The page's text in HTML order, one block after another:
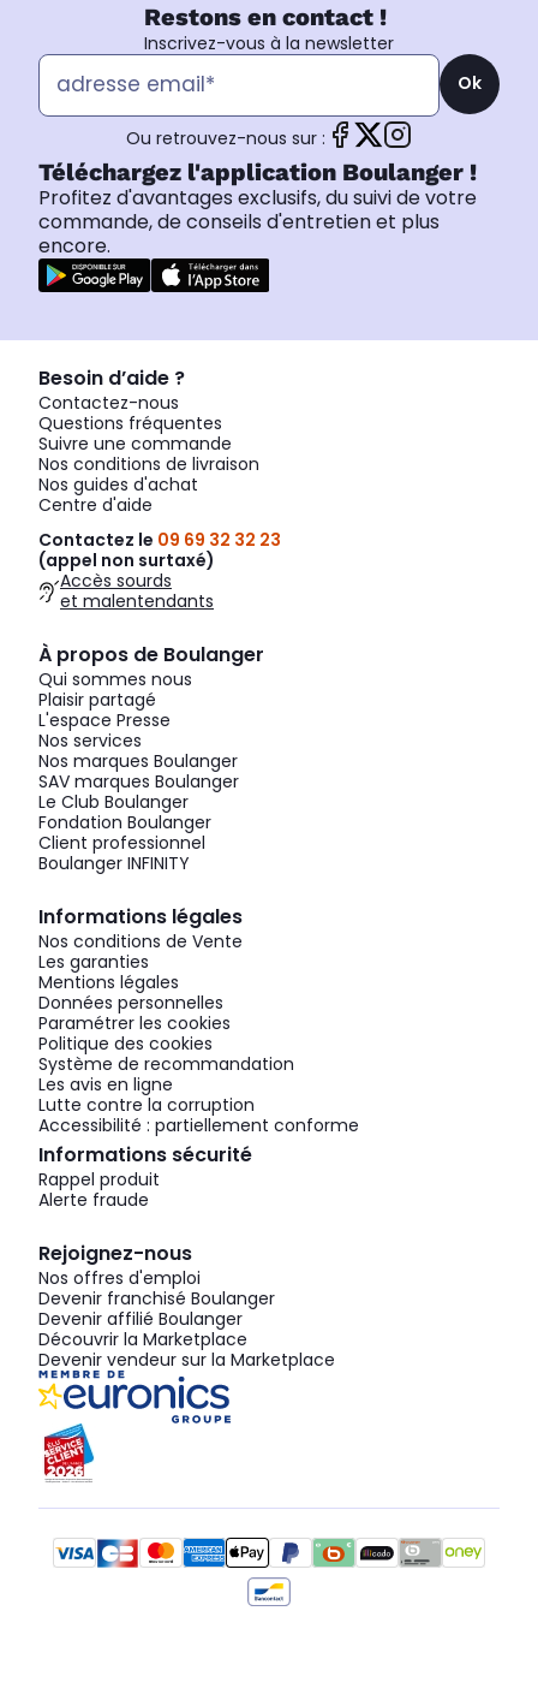
Restons en contact !
Inscrivez-vous à la newsletter
Ok
Ou retrouvez-nous sur :
Téléchargez l'application Boulanger !
Profitez d'avantages exclusifs, du suivi de votre
commande, de conseils d'entretien et plus
encore.
Besoin d’aide ?
Contactez-nous
Questions fréquentes
Suivre une commande
Nos conditions de livraison
Nos guides d'achat
Centre d'aide
Contactez le 09 69 32 32 23
(appel non surtaxé)
Accès sourds
et malentendants
À propos de Boulanger
Qui sommes nous
Plaisir partagé
L'espace Presse
Nos services
Nos marques Boulanger
SAV marques Boulanger
Le Club Boulanger
Fondation Boulanger
Client professionnel
Boulanger INFINITY
Informations légales
Nos conditions de Vente
Les garanties
Mentions légales
Données personnelles
Paramétrer les cookies
Politique des cookies
Système de recommandation
Les avis en ligne
Lutte contre la corruption
Accessibilité : partiellement conforme
Informations sécurité
Rappel produit
Alerte fraude
Rejoignez-nous
Nos offres d'emploi
Devenir franchisé Boulanger
Devenir affilié Boulanger
Découvrir la Marketplace
Devenir vendeur sur la Marketplace